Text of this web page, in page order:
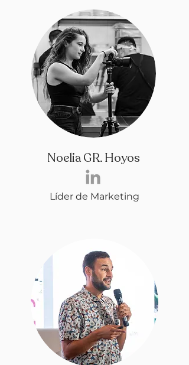
Noelia GR. Hoyos
Líder de Marketing